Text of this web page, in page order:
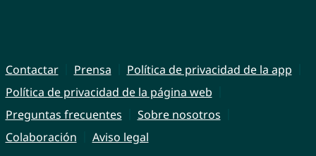
Contactar Prensa
Política de privacidad de la app
Política de privacidad de la página web
Preguntas frecuentes
Sobre nosotros
Colaboración
Aviso legal